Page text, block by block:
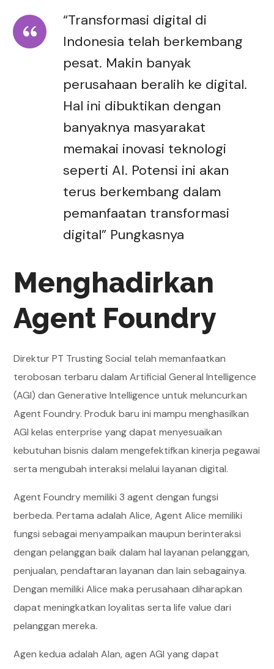
“Transformasi digital di
Indonesia telah berkembang
pesat. Makin banyak
perusahaan beralih ke digital.
Hal ini dibuktikan dengan
banyaknya masyarakat
memakai inovasi teknologi
seperti AI. Potensi ini akan
terus berkembang dalam
pemanfaatan transformasi
digital” Pungkasnya
Menghadirkan
Agent Foundry
Direktur PT Trusting Social telah memanfaatkan
terobosan terbaru dalam Artificial General Intelligence
(AGI) dan Generative Intelligence untuk meluncurkan
Agent Foundry. Produk baru ini mampu menghasilkan
AGI kelas enterprise yang dapat menyesuaikan
kebutuhan bisnis dalam mengefektifkan kinerja pegawai
serta mengubah interaksi melalui layanan digital.
Agent Foundry memiliki 3 agent dengan fungsi
berbeda. Pertama adalah Alice, Agent Alice memiliki
fungsi sebagai menyampaikan maupun berinteraksi
dengan pelanggan baik dalam hal layanan pelanggan,
penjualan, pendaftaran layanan dan lain sebagainya.
Dengan memiliki Alice maka perusahaan diharapkan
dapat meningkatkan loyalitas serta life value dari
pelanggan mereka.
Agen kedua adalah Alan, agen AGI yang dapat